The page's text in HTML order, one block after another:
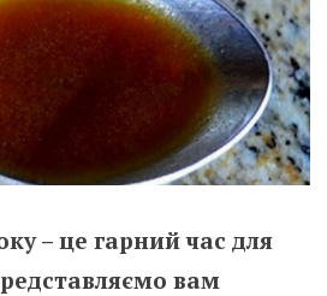
– це гарний час для
вам